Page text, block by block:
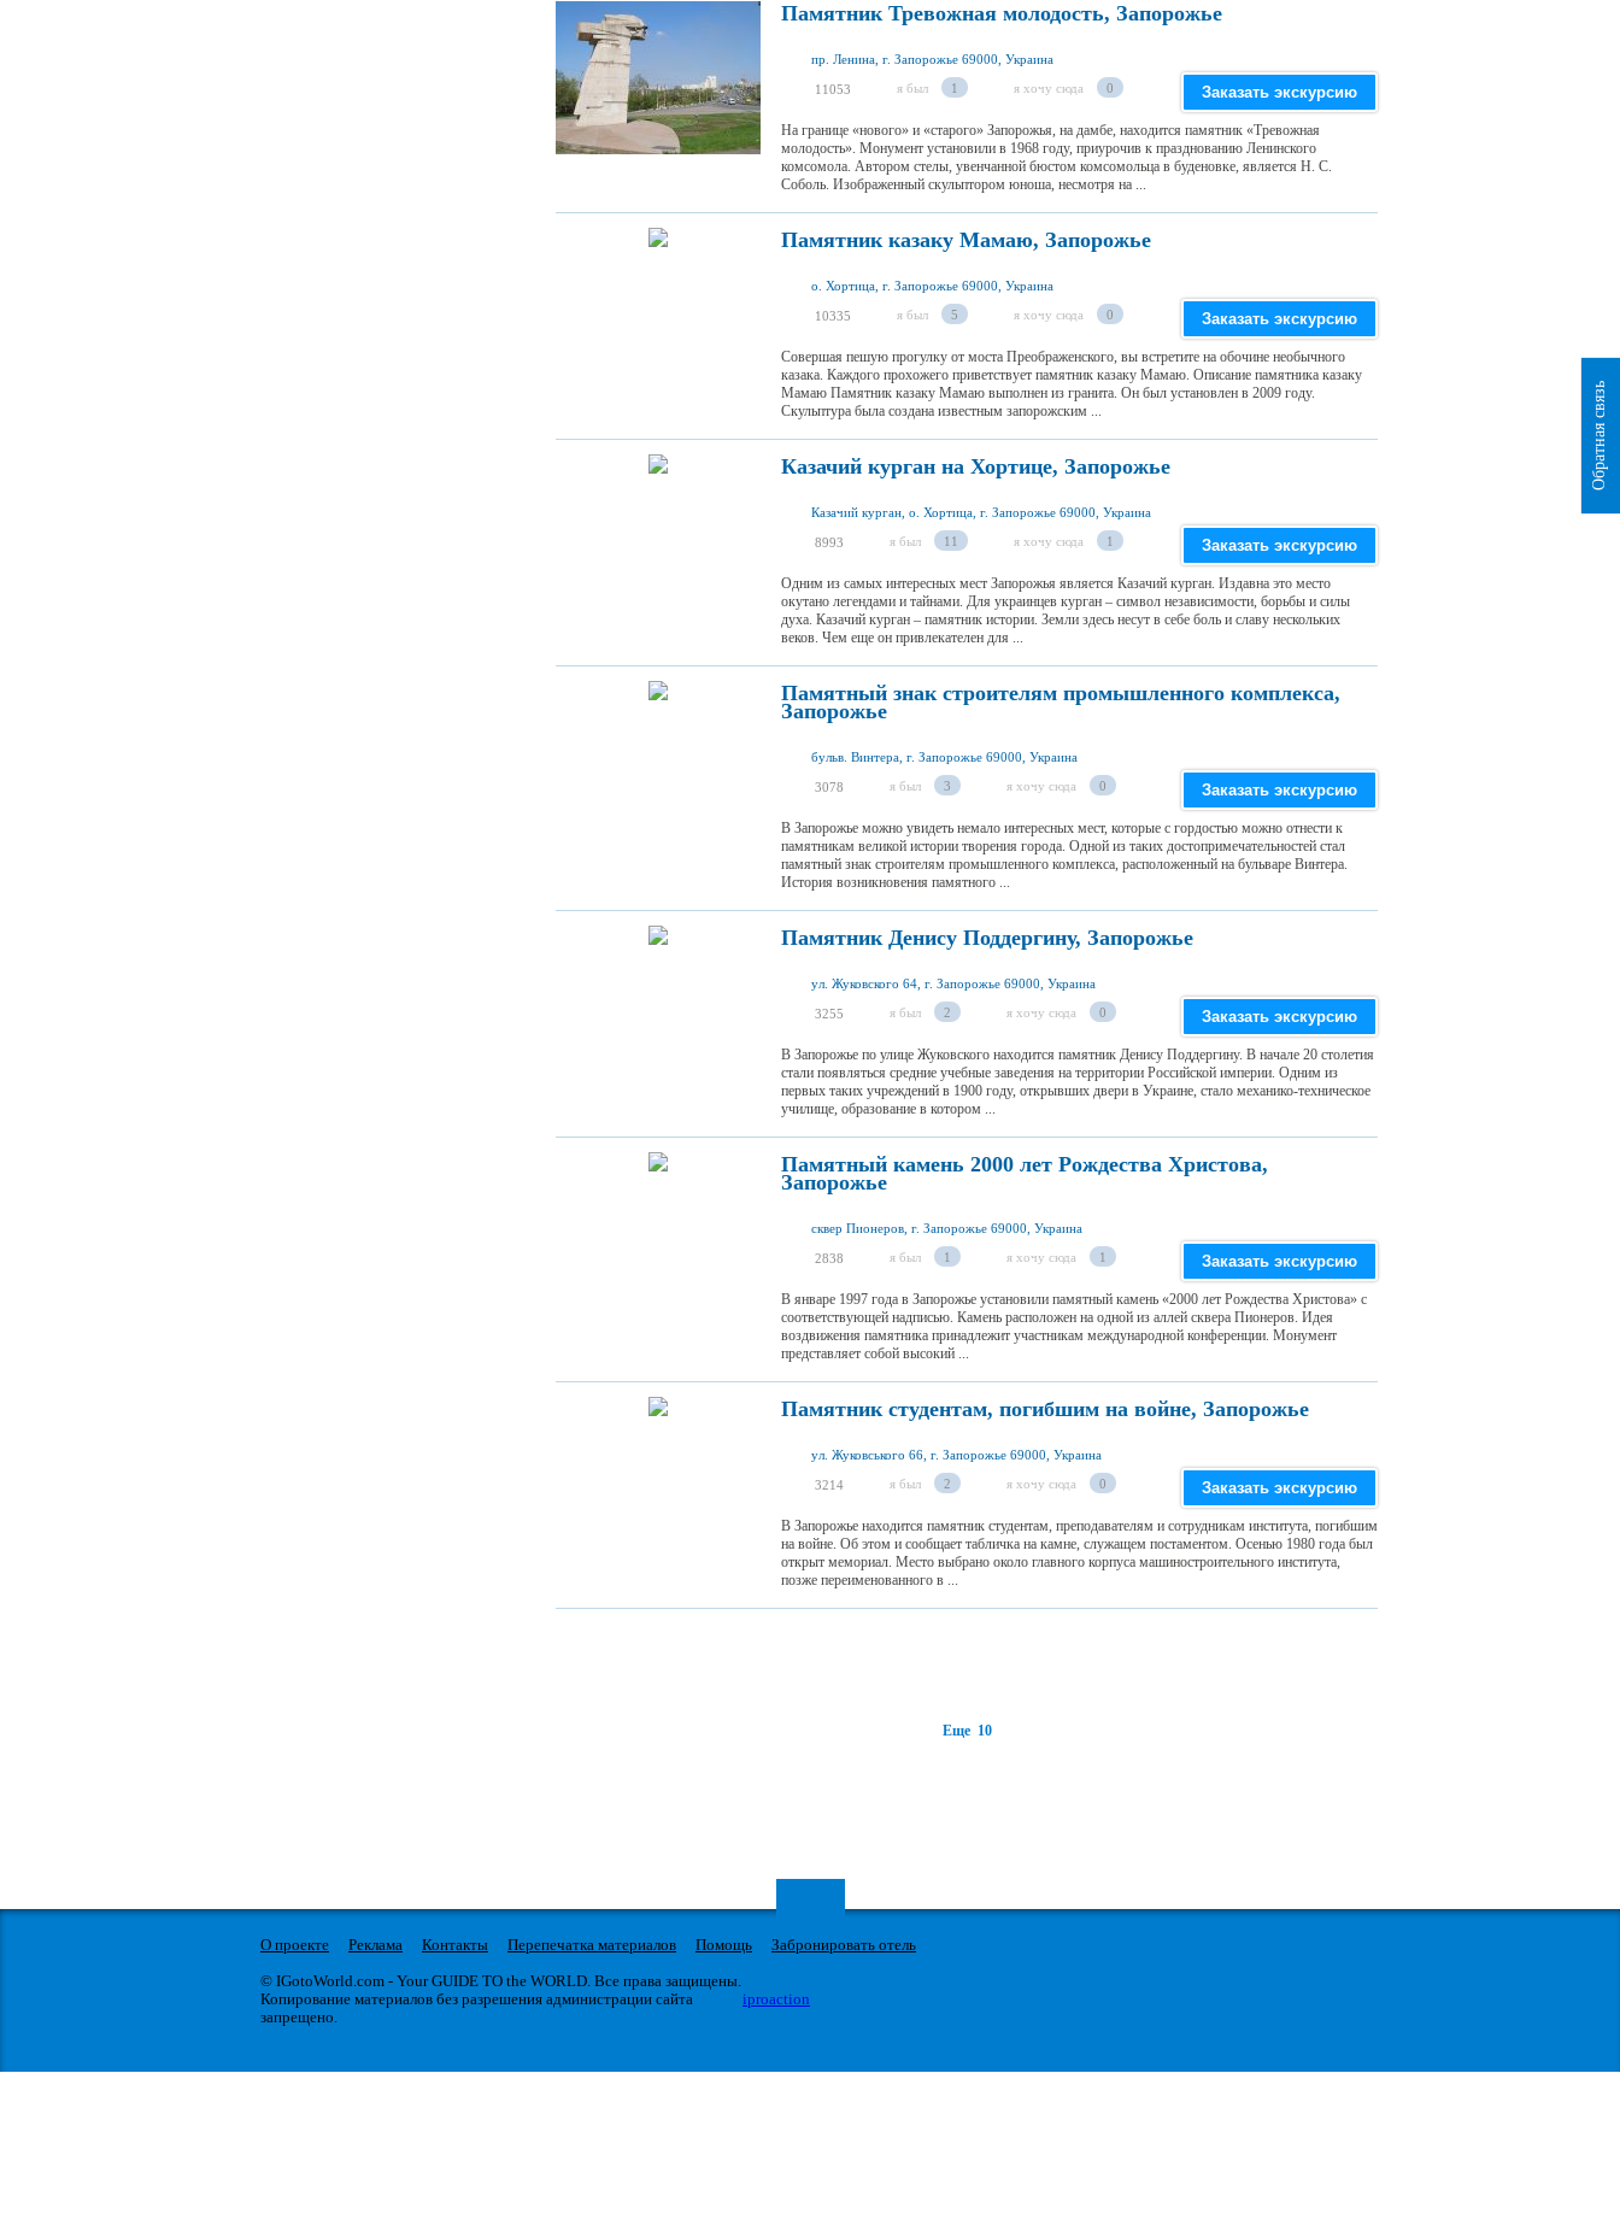
Памятник Тревожная молодость, Запорожье
пр. Ленина, г. Запорожье 69000, Украина
11053 я был 1 я хочу сюда 0 Заказать экскурсию
На границе «нового» и «старого» Запорожья, на дамбе, находится памятник «Тревожная
молодость». Монумент установили в 1968 году, приурочив к празднованию Ленинского
комсомола. Автором стелы, увенчанной бюстом комсомольца в буденовке, является Н. С.
Соболь. Изображенный скульптором юноша, несмотря на ...
Памятник казаку Мамаю, Запорожье
о. Хортица, г. Запорожье 69000, Украина
10335 я был 5 я хочу сюда 0 Заказать экскурсию
Совершая пешую прогулку от моста Преображенского, вы встретите на обочине необычного
казака. Каждого прохожего приветствует памятник казаку Мамаю. Описание памятника казаку
Мамаю Памятник казаку Мамаю выполнен из гранита. Он был установлен в 2009 году.
Скульптура была создана известным запорожским ...
Казачий курган на Хортице, Запорожье
Казачий курган, о. Хортица, г. Запорожье 69000, Украина
8993 я был 11 я хочу сюда 1 Заказать экскурсию
Одним из самых интересных мест Запорожья является Казачий курган. Издавна это место
окутано легендами и тайнами. Для украинцев курган – символ независимости, борьбы и силы
духа. Казачий курган – памятник истории. Земли здесь несут в себе боль и славу нескольких
веков. Чем еще он привлекателен для ...
Памятный знак строителям промышленного комплекса,
Запорожье
бульв. Винтера, г. Запорожье 69000, Украина
3078 я был 3 я хочу сюда 0 Заказать экскурсию
В Запорожье можно увидеть немало интересных мест, которые с гордостью можно отнести к
памятникам великой истории творения города. Одной из таких достопримечательностей стал
памятный знак строителям промышленного комплекса, расположенный на бульваре Винтера.
История возникновения памятного ...
Памятник Денису Поддергину, Запорожье
ул. Жуковского 64, г. Запорожье 69000, Украина
3255 я был 2 я хочу сюда 0 Заказать экскурсию
В Запорожье по улице Жуковского находится памятник Денису Поддергину. В начале 20 столетия
стали появляться средние учебные заведения на территории Российской империи. Одним из
первых таких учреждений в 1900 году, открывших двери в Украине, стало механико-техническое
училище, образование в котором ...
Памятный камень 2000 лет Рождества Христова,
Запорожье
сквер Пионеров, г. Запорожье 69000, Украина
2838 я был 1 я хочу сюда 1 Заказать экскурсию
В январе 1997 года в Запорожье установили памятный камень «2000 лет Рождества Христова» с
соответствующей надписью. Камень расположен на одной из аллей сквера Пионеров. Идея
воздвижения памятника принадлежит участникам международной конференции. Монумент
представляет собой высокий ...
Памятник студентам, погибшим на войне, Запорожье
ул. Жуковського 66, г. Запорожье 69000, Украина
3214 я был 2 я хочу сюда 0 Заказать экскурсию
В Запорожье находится памятник студентам, преподавателям и сотрудникам института, погибшим
на войне. Об этом и сообщает табличка на камне, служащем постаментом. Осенью 1980 года был
открыт мемориал. Место выбрано около главного корпуса машиностроительного института,
позже переименованного в ...
Еще 10
О проекте Реклама Контакты Перепечатка материалов Помощь
Забронировать отель
© IGotoWorld.com - Your GUIDE TO the WORLD. Все права защищены.
Копирование материалов без разрешения администрации сайта
запрещено.
iproaction
Обратная связь